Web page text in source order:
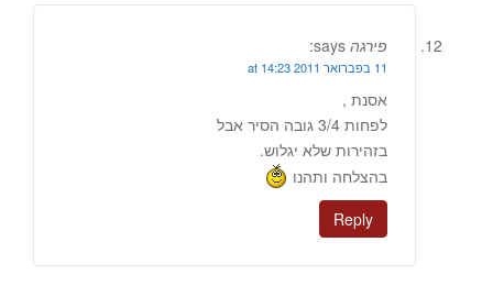
פירגה says:
11 בפברואר 2011 at 14:23
אסנת ,
לפחות 3/4 גובה הסיר אבל
בזהירות שלא יגלוש.
בהצלחה ותהנו
Reply